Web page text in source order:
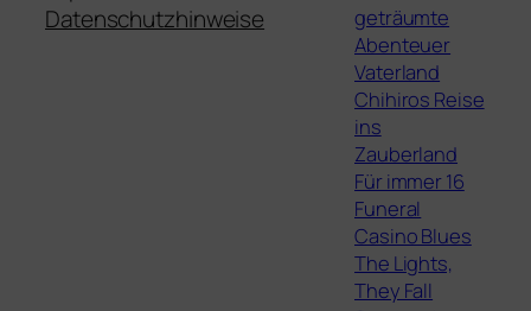
Datenschutzhinweise
geträumte
Abenteuer
Vaterland
Chihiros Reise
ins
Zauberland
Für immer 16
Funeral
Casino Blues
The Lights,
They Fall